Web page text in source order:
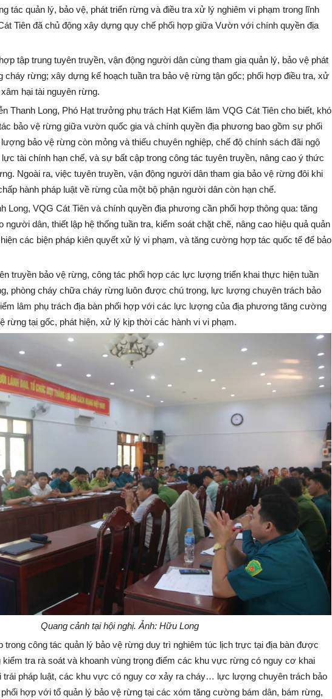
tác quản lý, bảo vệ, phát triển rừng và điều tra xử lý nghiêm vi phạm trong lĩnh
Tiên đã chủ động xây dựng quy chế phối hợp giữa Vườn với chính quyền địa
tập trung tuyên truyền, vận động người dân cùng tham gia quản lý, bảo vệ phát
cháy rừng; xây dựng kế hoạch tuần tra bảo vệ rừng tận gốc; phối hợp điều tra, xử
hại tài nguyên rừng.
Thanh Long, Phó Hạt trưởng phụ trách Hạt Kiểm lâm VQG Cát Tiên cho biết, khó
bảo vệ rừng giữa vườn quốc gia và chính quyền địa phương bao gồm sự phối
bảo vệ rừng còn mỏng và thiếu chuyên nghiệp, chế độ chính sách đãi ngộ
tài chính hạn chế, và sự bất cập trong công tác tuyên truyền, nâng cao ý thức
Ngoài ra, việc tuyên truyền, vận động người dân tham gia bảo vệ rừng đôi khi
hành pháp luật về rừng của một bộ phận người dân còn hạn chế.
Long, VQG Cát Tiên và chính quyền địa phương cần phối hợp thông qua: tăng
dân, thiết lập hệ thống tuần tra, kiểm soát chặt chẽ, nâng cao hiệu quả quản
các biện pháp kiên quyết xử lý vi phạm, và tăng cường hợp tác quốc tế để bảo
truyền bảo vệ rừng, công tác phối hợp các lực lượng triển khai thực hiện tuần
phòng cháy chữa cháy rừng luôn được chú trọng, lực lượng chuyên trách bảo
lâm phụ trách địa bàn phối hợp với các lực lượng của địa phương tăng cường
rừng tại gốc, phát hiện, xử lý kịp thời các hành vi vi phạm.
Quang cảnh tại hội nghị. Ảnh: Hữu Long
công tác quản lý bảo vệ rừng duy trì nghiêm túc lịch trực tại địa bàn được
tra rà soát và khoanh vùng trọng điểm các khu vực rừng có nguy cơ khai
trái pháp luật, các khu vực có nguy cơ xảy ra cháy… lực lượng chuyên trách bảo
hợp với tổ quản lý bảo vệ rừng tại các xóm tăng cường bám dân, bám rừng,